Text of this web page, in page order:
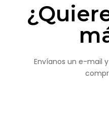
Envíanos un e-mail